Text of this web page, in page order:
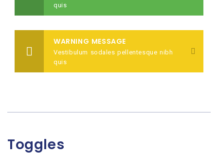
quis
WARNING MESSAGE
Vestibulum sodales pellentesque nibh
quis
Toggles